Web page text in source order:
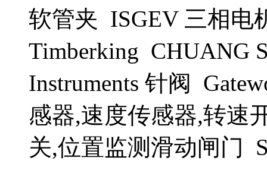
软管夹 ISGEV 三相电
Timberking CHUANG
Instruments 针阀
感器,速度传感器,转速
关,位置监测滑动闸门